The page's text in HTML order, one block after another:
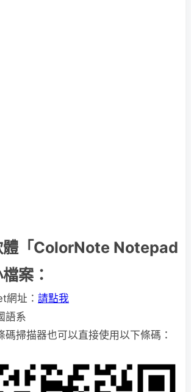
「ColorNote Notepad
案：
網址： 請點我
語系
碼掃描器也可以直接使用以下條碼：